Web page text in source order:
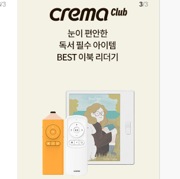
/3 3/3